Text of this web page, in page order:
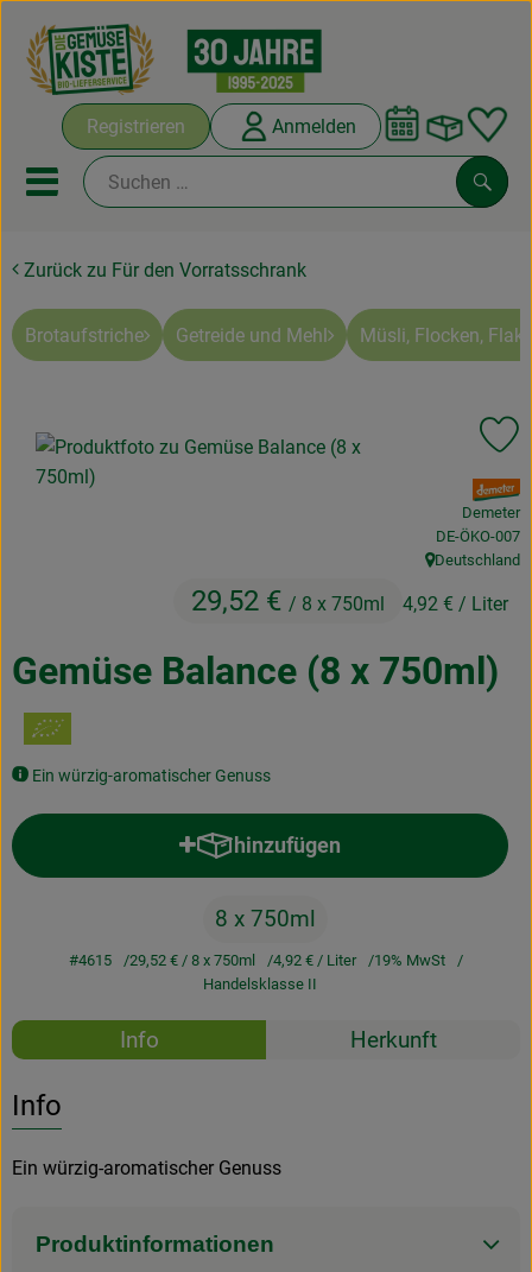
Registrieren Anmelden
Mobiles Menu öffnen oder
Abokisten
Kochboxen
Frisches
Drogerie
Über uns
Veranstaltungen
Zurück zu Für den Vorratsschrank
Brotaufstriche Getreide und Mehl Müsli, Flocken,
Gemüse Balance (8 x 750ml)
Ein würzig-aromatischer Genuss
29,52 € / 8 x 750ml 4,92 € / Liter
, Verband:
Demeter
, Kontrollstelle:
DE-ÖKO-007
, Herkunft:
Deutschland
hinzufügen
Produkt zum Warenkorb
8 x 750ml
#4615 29,52 € / 8 x 750ml 4,92 € / Liter
19% MwSt
Handelsklasse II
Rezepte
Info Herkunft
Info
Ein würzig-aromatischer Genuss
Produktinformationen